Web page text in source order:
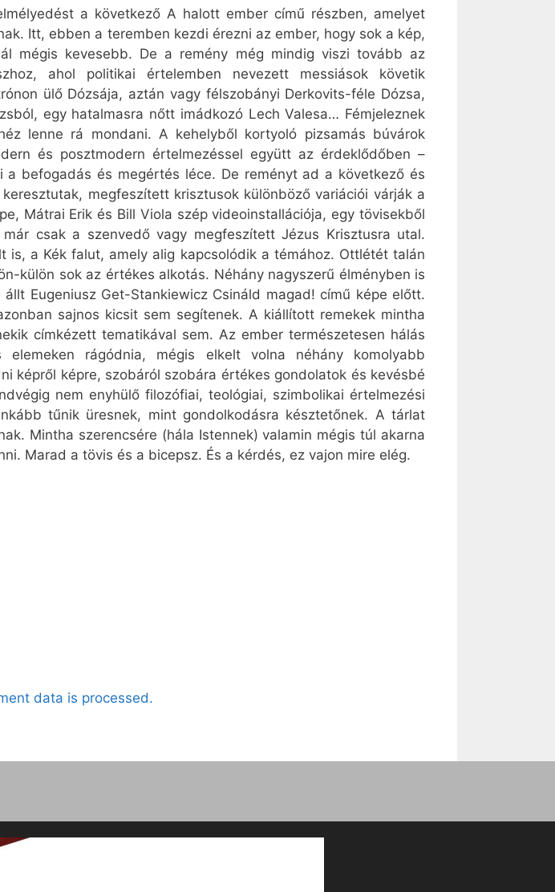
a következő A halott ember című részben, amelyet
Itt, ebben a teremben kezdi érezni az ember, hogy sok a kép,
mégis kevesebb. De a remény még mindig viszi tovább az
ahol politikai értelemben nevezett messiások követik
ülő Dózsája, aztán vagy félszobányi Derkovits-féle Dózsa,
egy hatalmasra nőtt imádkozó Lech Valesa… Fémjeleznek
lenne rá mondani. A kehelyből kortyoló pizsamás búvárok
és posztmodern értelmezéssel együtt az érdeklődőben –
befogadás és megértés léce. De reményt ad a következő és
megfeszített krisztusok különböző variációi várják a
Mátrai Erik és Bill Viola szép videoinstallációja, egy tövisekből
csak a szenvedő vagy megfeszített Jézus Krisztusra utal.
a Kék falut, amely alig kapcsolódik a témához. Ottlétét talán
külön sok az értékes alkotás. Néhány nagyszerű élményben is
Eugeniusz Get-Stankiewicz Csináld magad! című képe előtt.
sajnos kicsit sem segítenek. A kiállított remekek mintha
címkézett tematikával sem. Az ember természetesen hálás
rágódnia, mégis elkelt volna néhány komolyabb
képről képre, szobáról szobára értékes gondolatok és kevésbé
nem enyhülő filozófiai, teológiai, szimbolikai értelmezési
tűnik üresnek, mint gondolkodásra késztetőnek. A tárlat
Mintha szerencsére (hála Istennek) valamin mégis túl akarna
Marad a tövis és a bicepsz. És a kérdés, ez vajon mire elég.
data is processed.